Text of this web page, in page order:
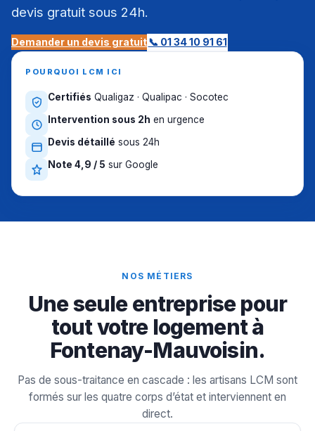
devis gratuit sous 24h.
Demander un devis gratuit📞 01 34 10 91 61
POURQUOI LCM ICI
Certifiés Qualigaz · Qualipac · Socotec
Intervention sous 2h en urgence
Devis détaillé sous 24h
Note 4,9 / 5 sur Google
NOS MÉTIERS
Une seule entreprise pour
tout votre logement à
Fontenay-Mauvoisin.
Pas de sous-traitance en cascade : les artisans LCM sont
formés sur les quatre corps d’état et interviennent en
direct.